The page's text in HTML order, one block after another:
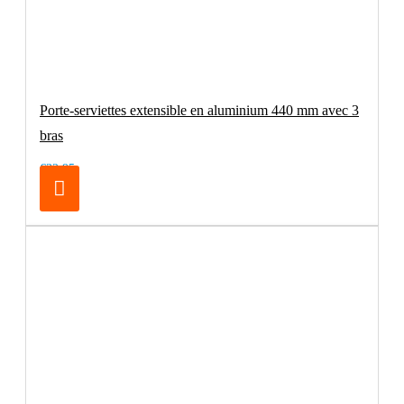
Porte-serviettes extensible en aluminium 440 mm avec 3
bras
€32.95